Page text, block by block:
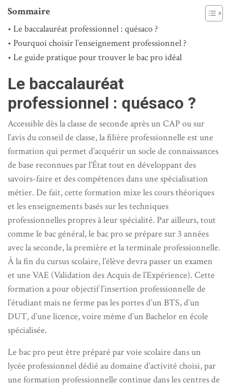
Sommaire
Le baccalauréat professionnel : quésaco ?
Pourquoi choisir l’enseignement professionnel ?
Le guide pratique pour trouver le bac pro idéal
Le baccalauréat
professionnel : quésaco ?
Accessible dès la classe de seconde après un CAP ou sur
l’avis du conseil de classe, la filière professionnelle est une
formation qui permet d’acquérir un socle de connaissances
de base reconnues par l’État tout en développant des
savoirs-faire et des compétences dans une spécialisation
métier. De fait, cette formation mixe les cours théoriques
et les enseignements basés sur les techniques
professionnelles propres à leur spécialité. Par ailleurs, tout
comme le bac général, le bac pro se prépare sur 3 années
avec la seconde, la première et la terminale professionnelle.
À la fin du cursus scolaire, l’élève devra passer un examen
et une VAE (Validation des Acquis de l’Expérience). Cette
formation a pour objectif l’insertion professionnelle de
l’étudiant mais ne ferme pas les portes d’un BTS, d’un
DUT, d’une licence, voire même d’un Bachelor en école
spécialisée.
Le bac pro peut être préparé par voie scolaire dans un
lycée professionnel dédié au domaine d’activité choisi, par
une formation professionnelle continue dans les centres de